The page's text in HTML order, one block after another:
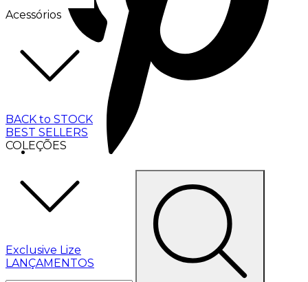
Acessórios
BACK to STOCK
BEST SELLERS
COLEÇÕES
Exclusive Lize
LANÇAMENTOS